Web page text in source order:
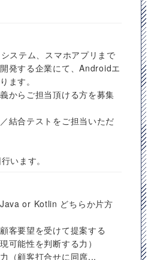
ステム、スマホアプリまで
発する企業にて、Androidエ
ます。
からご担当頂ける方を募集
結合テストをご担当いただ
います。
or Kotlin どちらか片方
客要望を受けて提案する
可能性を判断する力）
（顧客打合せに同席...